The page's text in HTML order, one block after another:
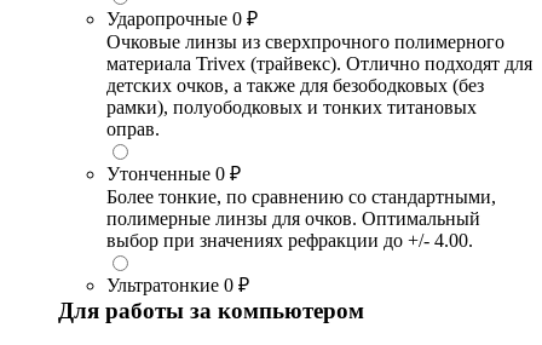
Ударопрочные 0 ₽
Очковые линзы из сверхпрочного полимерного
материала Trivex (трайвекс). Отлично подходят для
детских очков, а также для безободковых (без
рамки), полуободковых и тонких титановых
оправ.
Утонченные 0 ₽
Более тонкие, по сравнению со стандартными,
полимерные линзы для очков. Оптимальный
выбор при значениях рефракции до +/- 4.00.
Ультратонкие 0 ₽
Для работы за компьютером